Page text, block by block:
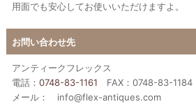
用面でも安心してお使いいただけますよ。
お問い合わせ先
アンティークフレックス
電話： 0748-83-1161 FAX：0748-83-1184
メール： info@flex-antiques.com